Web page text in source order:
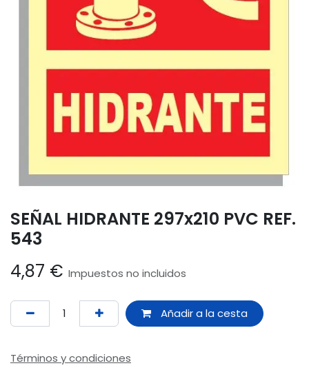
SEÑAL HIDRANTE 297x210 PVC REF.
543
4,87 € Impuestos no incluidos
Añadir a la cesta
Términos y condiciones